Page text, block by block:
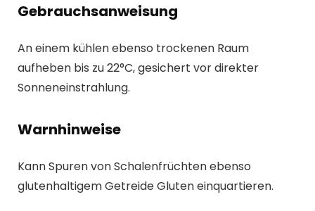
Gebrauchsanweisung
An einem kühlen ebenso trockenen Raum
aufheben bis zu 22°C, gesichert vor direkter
Sonneneinstrahlung.
Warnhinweise
Kann Spuren von Schalenfrüchten ebenso
glutenhaltigem Getreide Gluten einquartieren.